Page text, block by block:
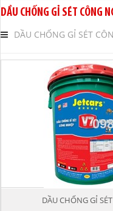
DẦU NHỚT THỦY
DẦU NHỚT HỘP SỐ
DẦU CHỐNG GỈ SÉT CÔNG
DẦU CHỐNG GỈ SÉT
DẦU CHỐNG GỈ